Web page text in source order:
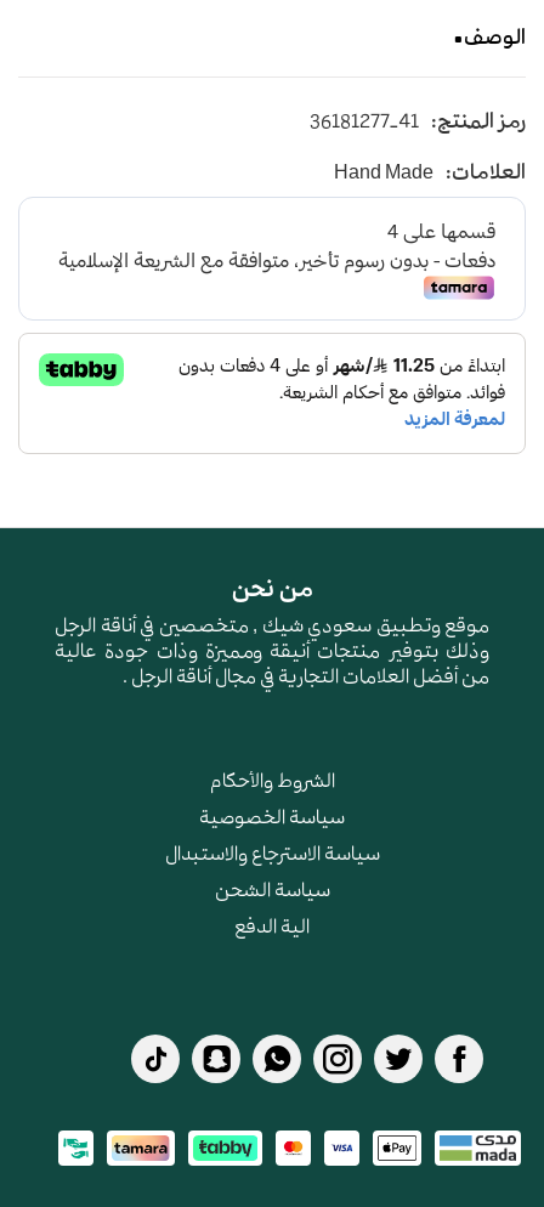
الوصف
بجودة عالية
باللون الاسود و المنقاوي
رمز المنتج: 36181277-41
العلامات: Hand Made
من نحن
موقع وتطبيق سعودي شيك , متخصصين في أناقة الرجل
وذلك بتوفير منتجات أنيقة ومميزة وذات جودة عالية
من أفضل العلامات التجارية في مجال أناقة الرجل .
الشروط والأحكام
سياسة الخصوصية
سياسة الاسترجاع والاستبدال
سياسة الشحن
الية الدفع